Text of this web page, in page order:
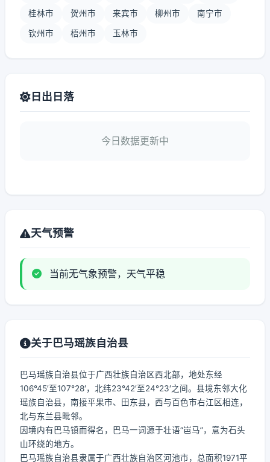
桂林市 贺州市 来宾市 柳州市 南宁市
钦州市 梧州市 玉林市
日出日落
今日数据更新中
天气预警
当前无气象预警，天气平稳
关于巴马瑶族自治县
巴马瑶族自治县位于广西壮族自治区西北部，地处东经
106°45′至107°28′，北纬23°42′至24°23′之间。县境东邻大化
瑶族自治县，南接平果市、田东县，西与百色市右江区相连，
北与东兰县毗邻。
因境内有巴马镇而得名，巴马一词源于壮语“岜马”，意为石头
山环绕的地方。
巴马瑶族自治县隶属于广西壮族自治区河池市，总面积1971平